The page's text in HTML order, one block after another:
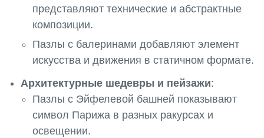
представляют технические и абстрактные
композиции.
Пазлы с балеринами добавляют элемент
искусства и движения в статичном формате.
Архитектурные шедевры и пейзажи:
Пазлы с Эйфелевой башней показывают
символ Парижа в разных ракурсах и
освещении.